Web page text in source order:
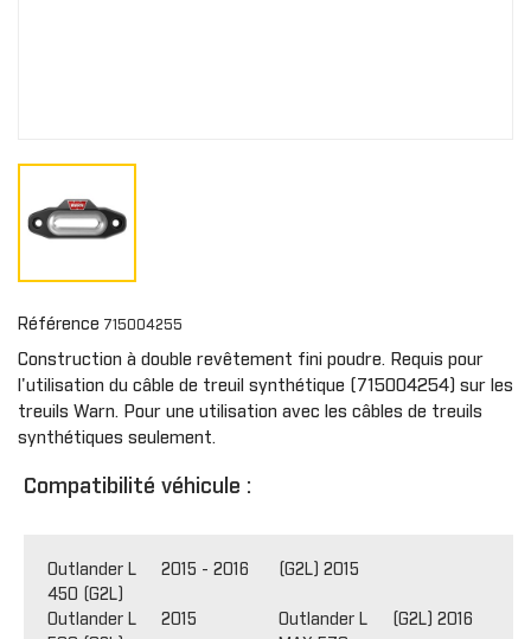
Référence 715004255
Construction à double revêtement fini poudre. Requis pour
l'utilisation du câble de treuil synthétique (715004254) sur les
treuils Warn. Pour une utilisation avec les câbles de treuils
synthétiques seulement.
Compatibilité véhicule :
Outlander L
450 (G2L)
2015 - 2016
Outlander L
2015
(G2L) 2015
Outlander L
(G2L) 2016